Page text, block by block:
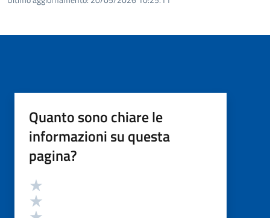
Quanto sono chiare le
informazioni su questa
pagina?
Valutazione